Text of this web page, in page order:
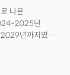
end-to-end
to identify
customizable
their ROIs
나온
년
년까지였다.
은
용의 제안을